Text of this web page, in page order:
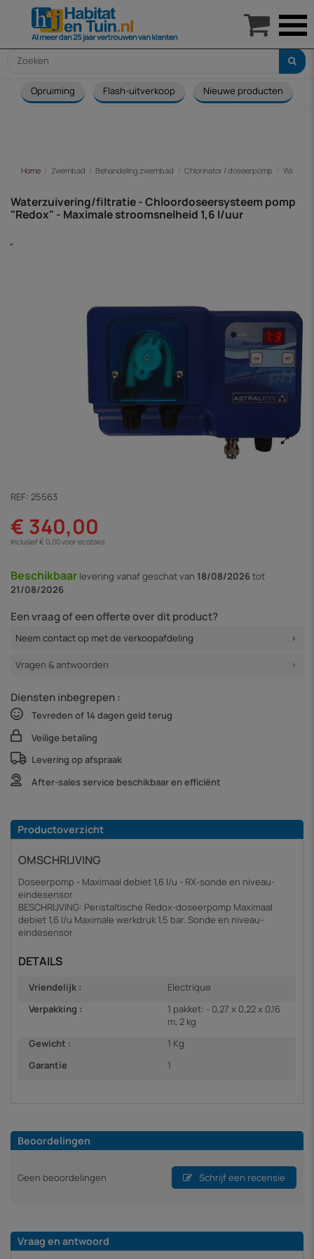
Opruiming Flash-uitverkoop Nieuwe producten
Home Zwembad Behandeling zwembad Chlorinator / doseerpomp
Waterzuivering/filtratie - Chloordoseersysteem pomp
"Redox" - Maximale stroomsnelheid 1,6 l/uur
REF: 25563
€ 340,00
Inclusief € 0,00 voor ecotaks
Beschikbaar levering vanafgeschat van 18/08/2026tot
21/08/2026
Een vraag of een offerte over dit product?
Neem contact op met de verkoopafdeling
Vragen & antwoorden
Diensten inbegrepen :
Tevreden of 14 dagen geld terug
Veilige betaling
Levering op afspraak
After-sales service beschikbaar en efficiënt
Productoverzicht
OMSCHRIJVING
Doseerpomp - Maximaal debiet 1,6 l/u - RX-sonde en niveau-
eindesensor
BESCHRIJVING: Peristaltische Redox-doseerpomp Maximaal
debiet 1,6 l/u Maximale werkdruk 1,5 bar. Sonde en niveau-
eindesensor
DETAILS
Vriendelijk :
Electrique
Verpakking :
1 pakket: - 0,27 x 0,22 x 0,16
m, 2 kg
Gewicht :
1 Kg
Garantie
1
Beoordelingen
Geen beoordelingen Schrijf een recensie
Vraag en antwoord
